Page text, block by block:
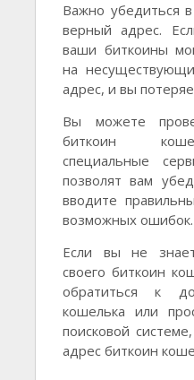
Важно убедиться
верный адрес.
ваши биткоины
на
адрес, и вы
Вы можете
биткоин
специальные
позволят вам
вводите
возможных ошибок.
Если вы не
своего биткоин
обратиться к
кошелька или
поисковой
адрес биткоин